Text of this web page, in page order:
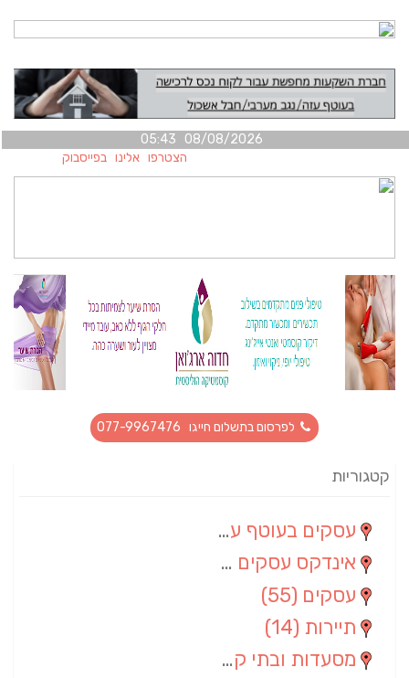
08/08/2026 05:43
הצטרפו אלינו בפייסבוק
לפרסום בתשלום חייגו 077-9967476
קטגוריות
עסקים בעוטף עזה
אינדקס עסקים מרחבי
עסקים (55)
תיירות (14)
מסעדות ובתי קפה